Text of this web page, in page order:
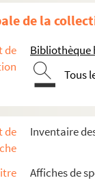
de la
de
Bibliothèque
Tous
de
Inventaire
Affiches de
(39). Familia
(41). Les
(42). Figaro-ci
(44). Giovanna
(45). Le grand